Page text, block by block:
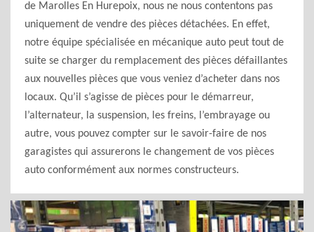
de Marolles En Hurepoix, nous ne nous contentons pas
uniquement de vendre des pièces détachées. En effet,
notre équipe spécialisée en mécanique auto peut tout de
suite se charger du remplacement des pièces défaillantes
aux nouvelles pièces que vous veniez d’acheter dans nos
locaux. Qu’il s’agisse de pièces pour le démarreur,
l’alternateur, la suspension, les freins, l’embrayage ou
autre, vous pouvez compter sur le savoir-faire de nos
garagistes qui assurerons le changement de vos pièces
auto conformément aux normes constructeurs.